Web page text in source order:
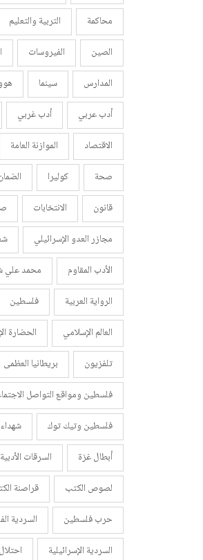
محاكمة
التربية والتعليم
الصين
الفيروسات
المدارس
سينما
أدب عربي
أدب غربي
الاقتصاد
الموازنة العامة
صحة
كوليرا
قانون
الانتخابات
مجازر العدو الإسرائيلي
الأدب المقاوم
محمد علي
الرواية العربية
فلسطين
العالم الإسلامي
الحضارة
تلفزيون
بريطانيا العظمى
فلسطين ومواقع التواصل
فلسطين وتيك توك
أبطال غزة
السرقات الأدبية
لصوص الكتب
قراصنة
حرب فلسطين
السردية
السردية الإسرائيلية